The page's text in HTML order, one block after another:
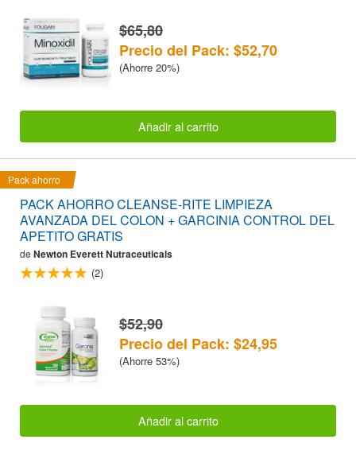
$65,80
Precio del Pack: $52,70
(Ahorre 20%)
Añadir al carrito
Pack ahorro
PACK AHORRO CLEANSE-RITE LIMPIEZA
AVANZADA DEL COLON + GARCINIA CONTROL DEL
APETITO GRATIS
de Newton Everett Nutraceuticals
(2)
$52,90
Precio del Pack: $24,95
(Ahorre 53%)
Añadir al carrito